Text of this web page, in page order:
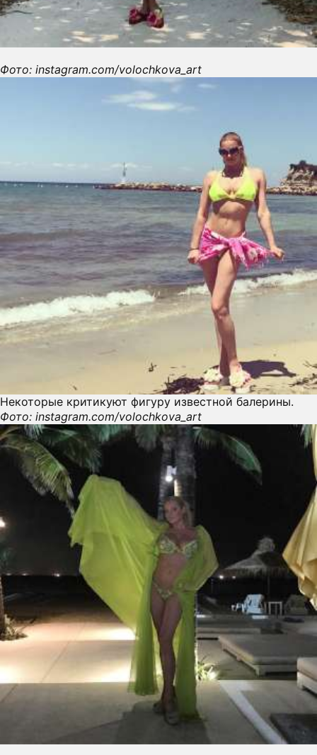
Фото: instagram.com/volochkova_art
Некоторые критикуют фигуру известной балерины.
Фото: instagram.com/volochkova_art